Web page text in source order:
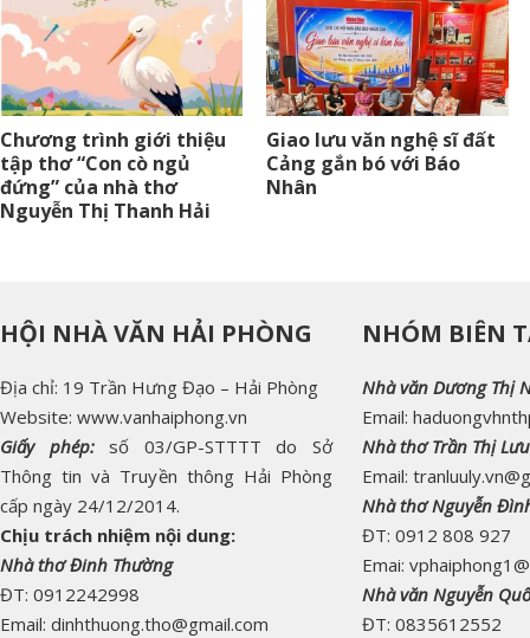
Chương trình giới thiệu
tập thơ “Con cò ngủ
đứng” của nhà thơ
Nguyễn Thị Thanh Hải
Giao lưu văn nghệ sĩ đất
Cảng gắn bó với Báo
Nhân
HỘI NHÀ VĂN HẢI PHÒNG
Địa chỉ: 19 Trần Hưng Đạo – Hải Phòng
Website: www.vanhaiphong.vn
Giấy phép:
số 03/GP-STTTT do Sở
Thông tin và Truyền thông Hải Phòng
cấp ngày 24/12/2014.
Chịu trách nhiệm nội dung:
Nhà thơ Đinh Thường
ĐT: 0912242998
Email: dinhthuong.tho@gmail.com
NHÓM BIÊN
Nhà văn Dương Thị
Email:
Nhà thơ Trần Thị
Email:
Nhà thơ Nguyễn
ĐT: 0912 808 927
Emai:
Nhà văn Nguyễn
ĐT: 0835612552